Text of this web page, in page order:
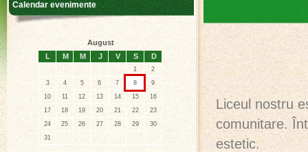
Liceul nostru
comunitare.
estetic.
Calendar evenimente
August
L
M M J V S D
1
2
3
4 5 6 7 8
9
10
11 12 13 14 15
16
17
18 19 20 21 22
23
24
25 26 27 28 29
30
31